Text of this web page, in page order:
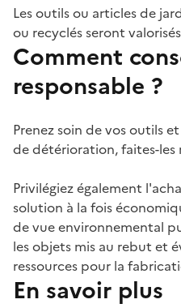
Les outils ou articles de
ou recyclés seront
Comment
responsable ?
Prenez soin de vos outils
de détérioration, faites-les
Privilégiez également
solution à la fois
de vue environnemental
les objets mis au rebut et
ressources pour la
En savoir plus